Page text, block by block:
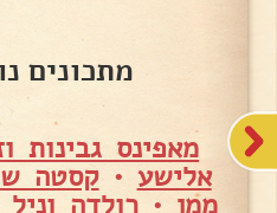
מתכונים
מאפינס גבינות
אלישע •קסטה
ממן • רולדה